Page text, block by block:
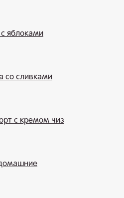
яблоками
со сливками
с кремом чиз